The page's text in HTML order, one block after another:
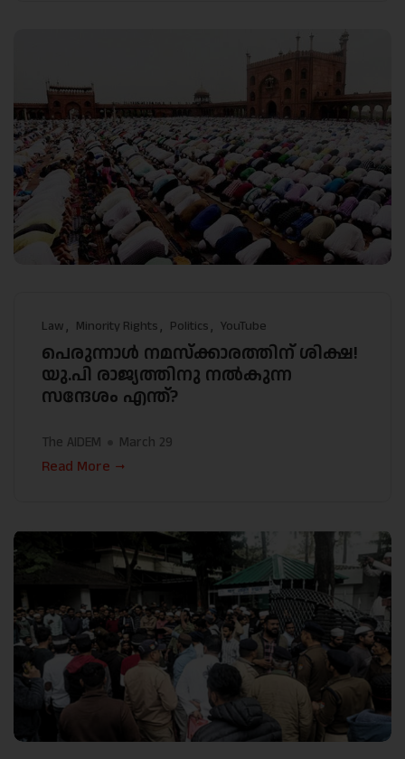
Law Minority Rights Politics YouTube
പെരുന്നാൾ നമസ്ക്കാരത്തിന് ശിക്ഷ!
യു.പി രാജ്യത്തിനു നൽകുന്ന
സന്ദേശം എന്ത്?
The AIDEM March 29
Read More